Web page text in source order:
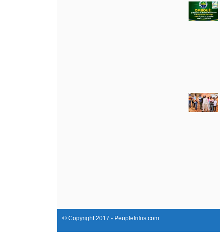
© Copyright 2017 - PeupleInfos.com